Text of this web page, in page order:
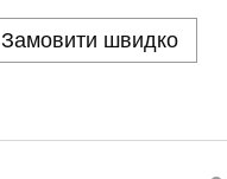
Замовити швидко